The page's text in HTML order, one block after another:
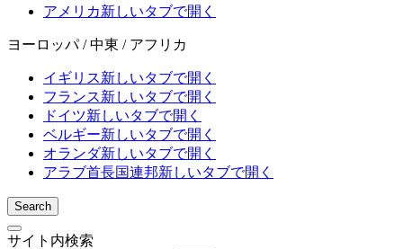
アメリカ新しいタブで開く
ヨーロッパ / 中東 / アフリカ
イギリス新しいタブで開く
フランス新しいタブで開く
ドイツ新しいタブで開く
ベルギー新しいタブで開く
オランダ新しいタブで開く
アラブ首長国連邦新しいタブで開く
Search
サイト内検索